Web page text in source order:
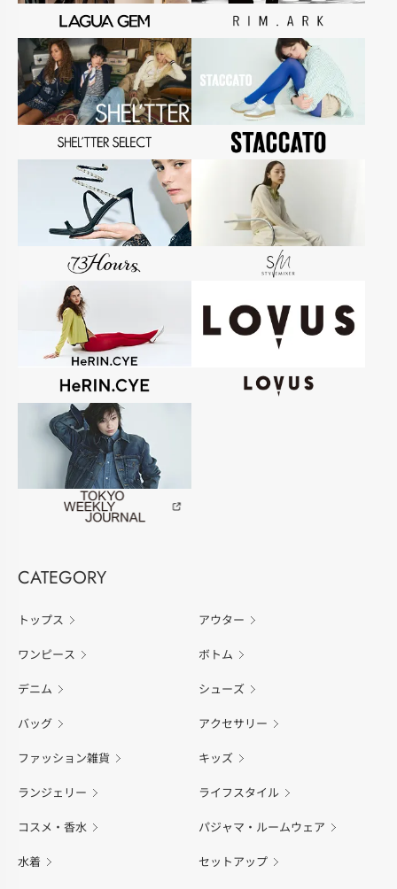
CATEGORY
トップス アウター
ワンピース ボトム
デニム シューズ
バッグ アクセサリー
ファッション雑貨 キッズ
ランジェリー ライフスタイル
コスメ・香水 パジャマ・ルームウェア
水着 セットアップ